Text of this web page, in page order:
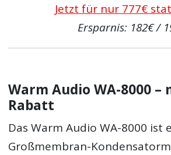
Jetzt für nur 777€
Ersparnis: 182€ /
Warm Audio WA-8000 –
Rabatt
Das Warm Audio WA-8000 ist
Großmembran-